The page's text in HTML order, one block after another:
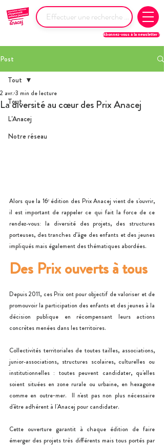
Abonnez-vous à la newsletter !
Post
Tout
L'Anacej
Notre réseau
Tout
La diversité au cœur des Prix Anacej
2 avr. 3 min de lecture
Alors que la 16ᵉ édition des Prix Anacej vient de s'ouvrir,
il est important de rappeler ce qui fait la force de ce
rendez‑vous: la diversité des projets, des structures
porteuses, des tranches d’âge des enfants et des jeunes
impliqués mais également des thématiques abordées.
Des Prix ouverts à tous
Depuis 2011, ces Prix ont pour objectif de valoriser et de
promouvoir la participation des enfants et des jeunes à la
décision publique en récompensant leurs actions
concrètes menées dans les territoires.
Collectivités territoriales de toutes tailles, associations,
junior‑associations, structures scolaires, culturelles ou
institutionnelles : toutes peuvent candidater, qu'elles
soient situées en zone rurale ou urbaine, en hexagone
comme en outre-mer.  Il n'est pas non plus nécessaire
d'être adhérent à l'Anacej pour candidater.
Cette ouverture garantit à chaque édition de faire
émerger des projets très différents mais tous portés par